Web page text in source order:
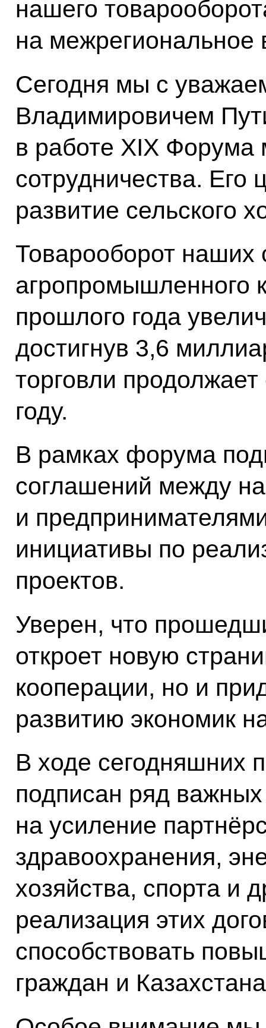
нашего
на межрегиональное
Сегодня мы с
Владимировичем
в работе XIX Форума
сотрудничества. Его
развитие сельского
Товарооборот наших
агропромышленного
прошлого года
достигнув 3,6
торговли
году.
В рамках форума
соглашений между
и
инициативы по
проектов.
Уверен, что
откроет новую
кооперации, но и
развитию экономик
В ходе сегодняшних
подписан ряд
на усиление
здравоохранения,
хозяйства, спорта и
реализация этих
способствовать
граждан и